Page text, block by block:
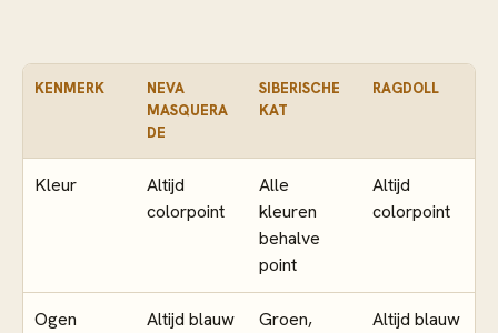
KENMERK
NEVA
MASQUERA
DE
SIBERISCHE
KAT
RAGDOLL
Kleur
Altijd
colorpoint
Alle
kleuren
behalve
point
Altijd
colorpoint
Ogen Altijd blauw
Groen,
Altijd blauw